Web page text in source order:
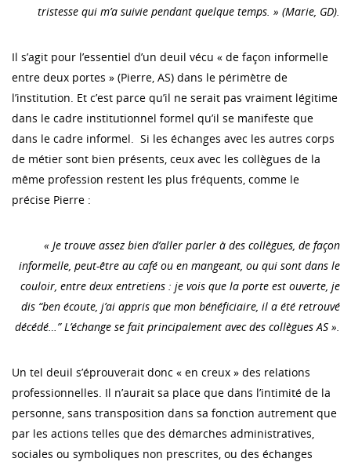
tristesse qui m’a suivie pendant quelque temps. » (Marie, GD).
Il s’agit pour l’essentiel d’un deuil vécu « de façon informelle
entre deux portes » (Pierre, AS) dans le périmètre de
l’institution. Et c’est parce qu’il ne serait pas vraiment légitime
dans le cadre institutionnel formel qu’il se manifeste que
dans le cadre informel. Si les échanges avec les autres corps
de métier sont bien présents, ceux avec les collègues de la
même profession restent les plus fréquents, comme le
précise Pierre :
« Je trouve assez bien d’aller parler à des collègues, de façon
informelle, peut-être au café ou en mangeant, ou qui sont dans le
couloir, entre deux entretiens : je vois que la porte est ouverte, je
dis “ben écoute, j’ai appris que mon bénéficiaire, il a été retrouvé
décédé…” L’échange se fait principalement avec des collègues AS ».
Un tel deuil s’éprouverait donc « en creux » des relations
professionnelles. Il n’aurait sa place que dans l’intimité de la
personne, sans transposition dans sa fonction autrement que
par les actions telles que des démarches administratives,
sociales ou symboliques non prescrites, ou des échanges